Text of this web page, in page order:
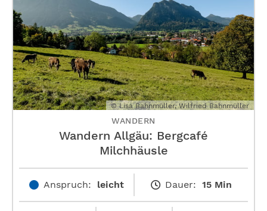
© Lisa Bahnmüller, Wilfried Bahnmüller
WANDERN
Wandern Allgäu: Bergcafé
Milchhäusle
Anspruch: leicht Dauer: 15 Min